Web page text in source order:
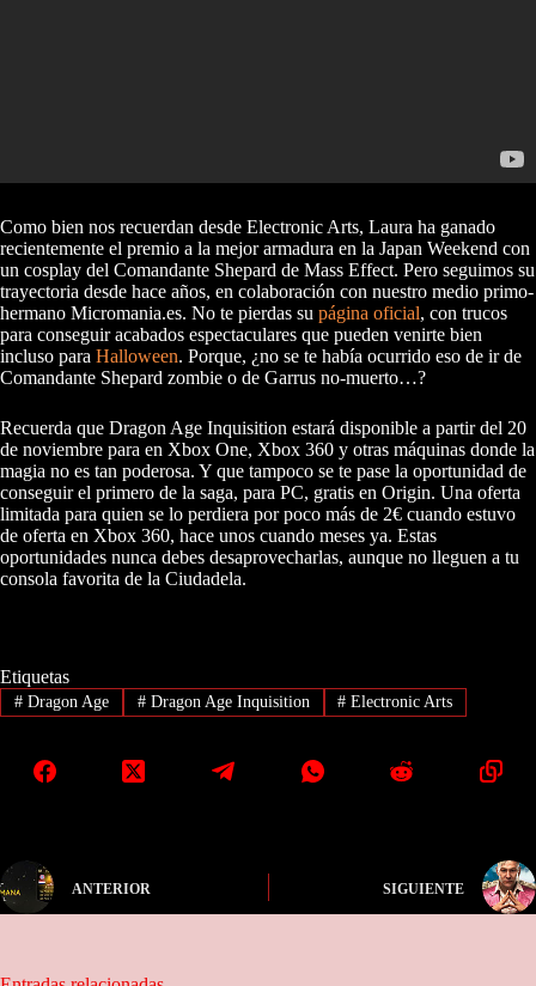
Como bien nos recuerdan desde Electronic Arts, Laura ha ganado
recientemente el premio a la mejor armadura en la Japan Weekend con
un cosplay del Comandante Shepard de Mass Effect. Pero seguimos su
trayectoria desde hace años, en colaboración con nuestro medio primo-
hermano Micromania.es. No te pierdas su página oficial, con trucos
para conseguir acabados espectaculares que pueden venirte bien
incluso para Halloween. Porque, ¿no se te había ocurrido eso de ir de
Comandante Shepard zombie o de Garrus no-muerto…?
Recuerda que Dragon Age Inquisition estará disponible a partir del 20
de noviembre para en Xbox One, Xbox 360 y otras máquinas donde la
magia no es tan poderosa. Y que tampoco se te pase la oportunidad de
conseguir el primero de la saga, para PC, gratis en Origin. Una oferta
limitada para quien se lo perdiera por poco más de 2€ cuando estuvo
de oferta en Xbox 360, hace unos cuando meses ya. Estas
oportunidades nunca debes desaprovecharlas, aunque no lleguen a tu
consola favorita de la Ciudadela.
Etiquetas
#Dragon Age #Dragon Age Inquisition # Electronic Arts
ANTERIOR SIGUIENTE